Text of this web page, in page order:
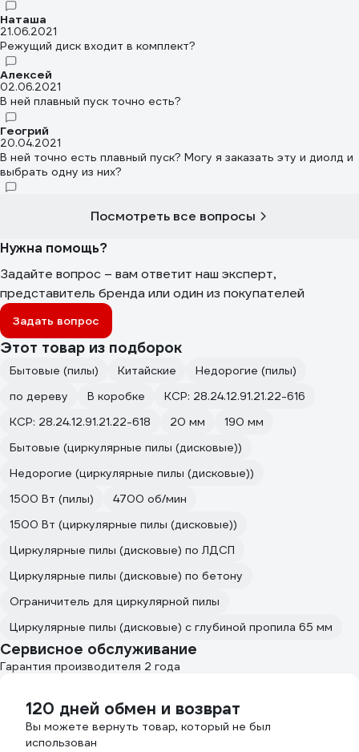
Наташа
21.06.2021
Режущий диск входит в комплект?
Алексей
02.06.2021
В ней плавный пуск точно есть?
Геогрий
20.04.2021
В ней точно есть плавный пуск? Могу я заказать эту и диолд и
выбрать одну из них?
Посмотреть все вопросы
Нужна помощь?
Задайте вопрос – вам ответит наш эксперт,
представитель бренда или один из покупателей
Задать вопрос
Этот товар из подборок
Бытовые (пилы) Китайские
Недорогие (пилы)
по дереву
В коробке
КСР: 28.24.12.91.21.22-616
КСР: 28.24.12.91.21.22-618
20 мм
190 мм
Бытовые (циркулярные пилы (дисковые))
Недорогие (циркулярные пилы (дисковые))
1500 Вт (пилы)
4700 об/мин
1500 Вт (циркулярные пилы (дисковые))
Циркулярные пилы (дисковые) по ЛДСП
Циркулярные пилы (дисковые) по бетону
Ограничитель для циркулярной пилы
Циркулярные пилы (дисковые) с глубиной пропила 65 мм
Сервисное обслуживание
Гарантия производителя 2 года
120 дней обмен и возврат
Вы можете вернуть товар, который не был
использован